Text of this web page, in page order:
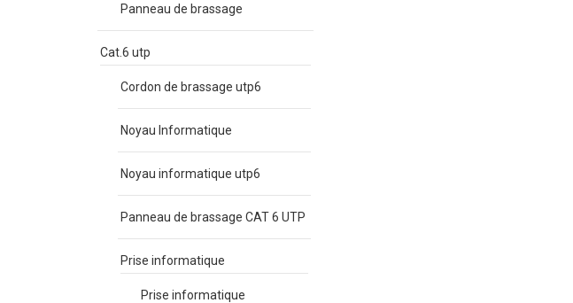
Panneau de brassage
Cat.6 utp
Cordon de brassage utp6
Noyau Informatique
Noyau informatique utp6
Panneau de brassage CAT 6 UTP
Prise informatique
Prise informatique